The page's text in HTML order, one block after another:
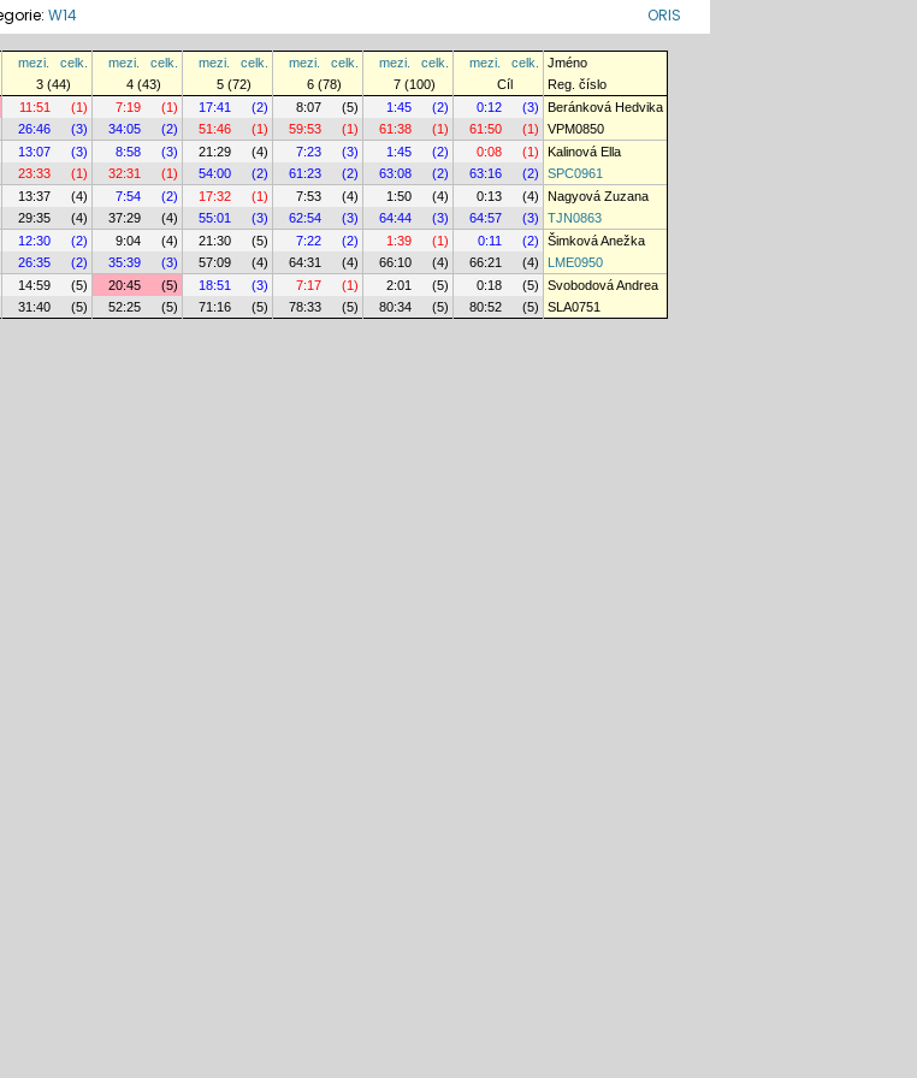
W14 ORIS
mezi. celk. mezi. celk. mezi. celk. mezi. celk. mezi. celk. mezi. celk.
Jméno
3 (44) 4 (43) 5 (72) 6 (78) 7 (100) Cíl
Reg. číslo
11:51 (1) 7:19 (1) 17:41 (2) 8:07 (5) 1:45 (2) 0:12 (3)
Beránková Hedvika
26:46 (3) 34:05 (2) 51:46 (1) 59:53 (1) 61:38 (1) 61:50 (1)
VPM0850
13:07 (3) 8:58 (3) 21:29 (4) 7:23 (3) 1:45 (2) 0:08 (1)
Kalinová Ella
23:33 (1) 32:31 (1) 54:00 (2) 61:23 (2) 63:08 (2) 63:16 (2)
SPC0961
13:37 (4) 7:54 (2) 17:32 (1) 7:53 (4) 1:50 (4) 0:13 (4)
Nagyová Zuzana
29:35 (4) 37:29 (4) 55:01 (3) 62:54 (3) 64:44 (3) 64:57 (3)
TJN0863
12:30 (2) 9:04 (4) 21:30 (5) 7:22 (2) 1:39 (1) 0:11 (2)
Šimková Anežka
26:35 (2) 35:39 (3) 57:09 (4) 64:31 (4) 66:10 (4) 66:21 (4)
LME0950
14:59 (5) 20:45 (5) 18:51 (3) 7:17 (1) 2:01 (5) 0:18 (5)
Svobodová Andrea
31:40 (5) 52:25 (5) 71:16 (5) 78:33 (5) 80:34 (5) 80:52 (5) SLA0751